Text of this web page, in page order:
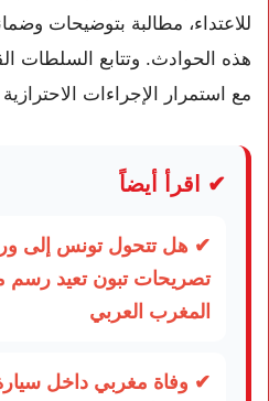
للاعتداء، مطالبة بتوضيحات
هذه الحوادث. وتتابع السلطات
مع استمرار الإجراءات الاحترازية
✔ اقرأ أيضاً
✔ هل تتحول تونس إلى
تصريحات تبون تعيد رسم
المغرب العربي
✔ وفاة مغربي داخل